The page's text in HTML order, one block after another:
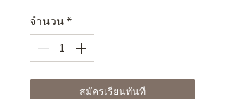
จำนวน*
สมัครเรียนทันที